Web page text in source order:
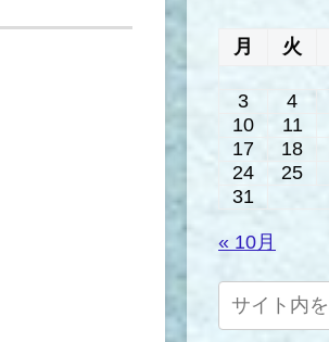
月
火
3
4
10
11
17
18
24
25
31
« 10月